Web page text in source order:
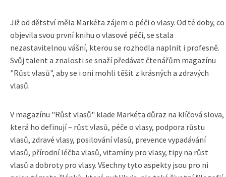
Již od dětství měla Markéta zájem o péči o vlasy. Od té doby, co
objevila svou první knihu o vlasové péči, se stala
nezastavitelnou vášní, kterou se rozhodla naplnit i profesně.
Svůj talent a znalosti se snaží předávat čtenářům magazínu
"Růst vlasů", aby se i oni mohli těšit z krásných a zdravých
vlasů.
V magazínu "Růst vlasů" klade Markéta důraz na klíčová slova,
která ho definují – růst vlasů, péče o vlasy, podpora růstu
vlasů, zdravé vlasy, posilování vlasů, prevence vypadávání
vlasů, přírodní léčba vlasů, vitamíny pro vlasy, tipy na růst
vlasů a dobroty pro vlasy. Všechny tyto aspekty jsou pro ni